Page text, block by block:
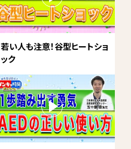
若い人も注意！谷型ヒートショ
ック